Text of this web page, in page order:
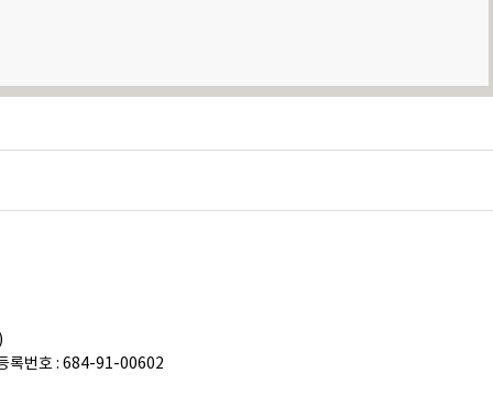
록번호 : 684-91-00602